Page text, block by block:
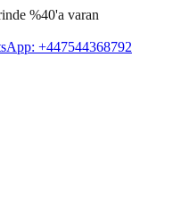
%40'a varan
+447544368792